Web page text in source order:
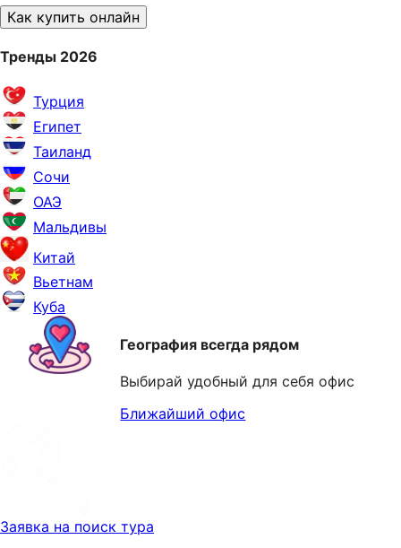
Как купить онлайн
Тренды 2026
Турция
Египет
Таиланд
Сочи
ОАЭ
Мальдивы
Китай
Вьетнам
Куба
География всегда рядом
Выбирай удобный для себя офис
Ближайший офис
Заявка на поиск тура